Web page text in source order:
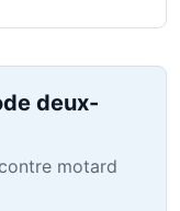
deux-
motard